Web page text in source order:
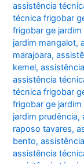
assistência
técnica frigobar
frigobar ge jardim
jardim mangalot,
marajoara,
kemel,
assistência
técnica frigobar
frigobar ge jardim
jardim prudência,
raposo tavares,
bento,
assistência